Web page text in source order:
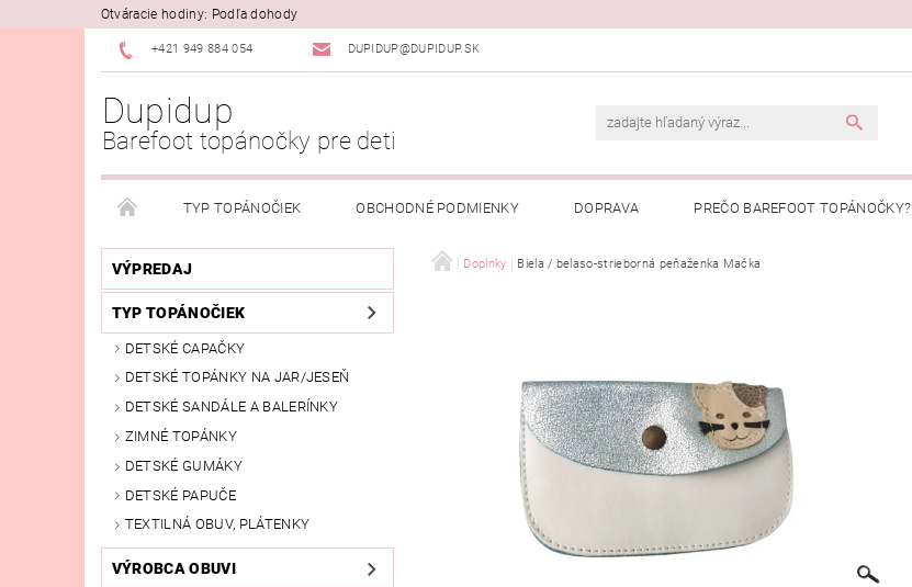
Otváracie hodiny: Podľa dohody
+421 949 884 054 DUPIDUP@DUPIDUP.SK
Dupidup
Barefoot topánočky pre deti
TYP TOPÁNOČIEK OBCHODNÉ PODMIENKY DOPRAVA PREČO BAREFOOT TOPÁNOČKY?
PODMIENKY OSOBNÝCH ÚDAJOV REKLAMAČNÝ PORIADOK PREČO NAKUPOVAŤ U NÁS?
VÝPREDAJ
TYP TOPÁNOČIEK
DETSKÉ CAPAČKY
DETSKÉ TOPÁNKY NA JAR/JESEŇ
DETSKÉ SANDÁLE A BALERÍNKY
ZIMNÉ TOPÁNKY
DETSKÉ GUMÁKY
DETSKÉ PAPUČE
TEXTILNÁ OBUV, PLÁTENKY
VÝROBCA OBUVI
Doplnky Biela / belaso-strieborná peňaženka Mačka